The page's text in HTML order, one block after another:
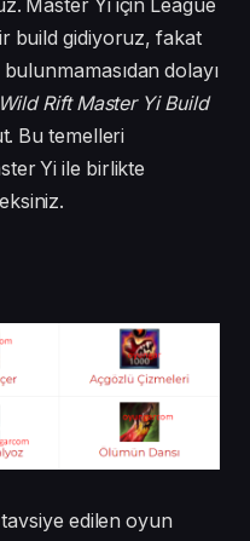
Master Yi için League
build gidiyoruz, fakat
dolayı
Wild Rift Master Yi Build
Bu temelleri
Yi ile birlikte
edilen oyun